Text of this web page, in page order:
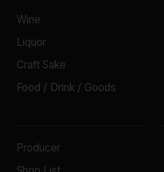
Wine
Liquor
Craft Sake
Food / Drink / Goods
Producer